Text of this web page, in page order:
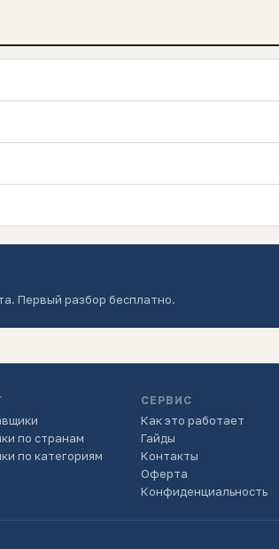
Первый разбор бесплатно.
по странам
по категориям
СЕРВИС
Как это работает
Гайды
Контакты
Оферта
Конфиденциальность